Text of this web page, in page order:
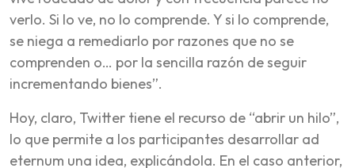
verlo. Si lo ve, no lo comprende. Y si lo comprende,
se niega a remediarlo por razones que no se
comprenden o… por la sencilla razón de seguir
incrementando bienes”.
Hoy, claro, Twitter tiene el recurso de “abrir un hilo”,
lo que permite a los participantes desarrollar ad
eternum una idea, explicándola. En el caso anterior,